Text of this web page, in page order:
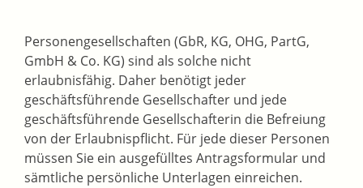
Personengesellschaften (GbR, KG, OHG, PartG,
GmbH & Co. KG) sind als solche nicht
erlaubnisfähig. Daher benötigt jeder
geschäftsführende Gesellschafter und jede
geschäftsführende Gesellschafterin die Befreiung
von der Erlaubnispflicht. Für jede dieser Personen
müssen Sie ein ausgefülltes Antragsformular und
sämtliche persönliche Unterlagen einreichen.